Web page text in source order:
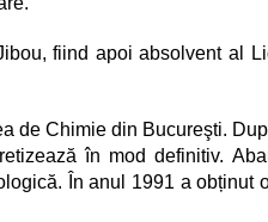
fiind apoi absolvent al
de Chimie din Bucureşti.
în mod definitiv.
În anul 1991 a obținut